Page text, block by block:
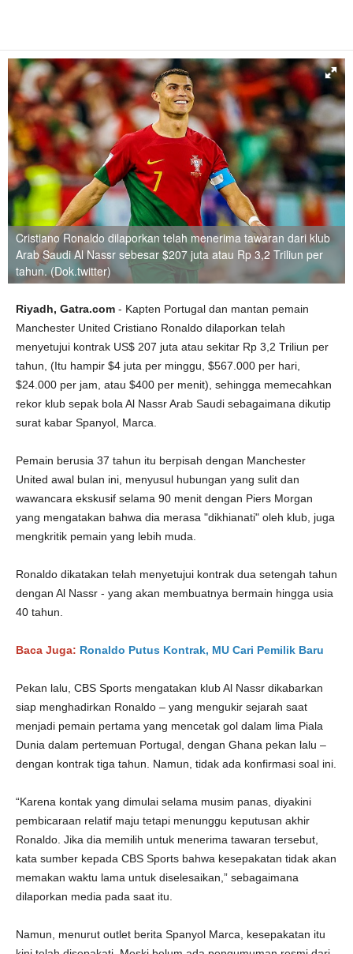
Cristiano Ronaldo dilaporkan telah menerima tawaran dari klub
Arab Saudi Al Nassr sebesar $207 juta atau Rp 3,2 Triliun per
tahun. (Dok.twitter)
Riyadh, Gatra.com - Kapten Portugal dan mantan pemain
Manchester United Cristiano Ronaldo dilaporkan telah
menyetujui kontrak US$ 207 juta atau sekitar Rp 3,2 Triliun per
tahun, (Itu hampir $4 juta per minggu, $567.000 per hari,
$24.000 per jam, atau $400 per menit), sehingga memecahkan
rekor klub sepak bola Al Nassr Arab Saudi sebagaimana dikutip
surat kabar Spanyol, Marca.
Pemain berusia 37 tahun itu berpisah dengan Manchester
United awal bulan ini, menyusul hubungan yang sulit dan
wawancara ekskusif selama 90 menit dengan Piers Morgan
yang mengatakan bahwa dia merasa "dikhianati" oleh klub, juga
mengkritik pemain yang lebih muda.
Ronaldo dikatakan telah menyetujui kontrak dua setengah tahun
dengan Al Nassr - yang akan membuatnya bermain hingga usia
40 tahun.
Baca Juga: Ronaldo Putus Kontrak, MU Cari Pemilik Baru
Pekan lalu, CBS Sports mengatakan klub Al Nassr dikabarkan
siap menghadirkan Ronaldo – yang mengukir sejarah saat
menjadi pemain pertama yang mencetak gol dalam lima Piala
Dunia dalam pertemuan Portugal, dengan Ghana pekan lalu –
dengan kontrak tiga tahun. Namun, tidak ada konfirmasi soal ini.
“Karena kontak yang dimulai selama musim panas, diyakini
pembicaraan relatif maju tetapi menunggu keputusan akhir
Ronaldo. Jika dia memilih untuk menerima tawaran tersebut,
kata sumber kepada CBS Sports bahwa kesepakatan tidak akan
memakan waktu lama untuk diselesaikan,” sebagaimana
dilaporkan media pada saat itu.
Namun, menurut outlet berita Spanyol Marca, kesepakatan itu